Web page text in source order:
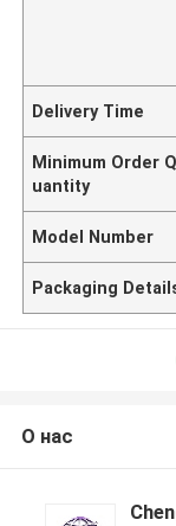
Delivery Time
Minimum Order Q
uantity
Model Number
Packaging
О нас